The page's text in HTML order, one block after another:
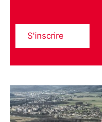
S'inscrire